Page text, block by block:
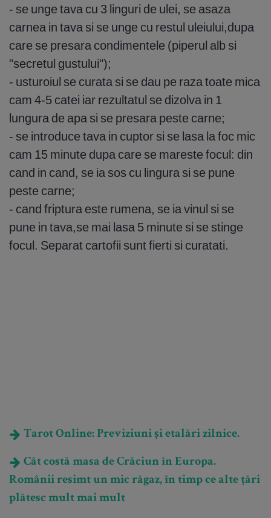
- se unge tava cu 3 linguri de ulei, se asaza
carnea in tava si se unge cu restul uleiului,dupa
care se presara condimentele (piperul alb si
"secretul gustului");
- usturoiul se curata si se dau pe raza toate mica
cam 4-5 catei iar rezultatul se dizolva in 1
lungura de apa si se presara peste carne;
- se introduce tava in cuptor si se lasa la foc mic
cam 15 minute dupa care se mareste focul: din
cand in cand, se ia sos cu lingura si se pune
peste carne;
- cand friptura este rumena, se ia vinul si se
pune in tava,se mai lasa 5 minute si se stinge
focul. Separat cartofii sunt fierti si curatati.
Tarot Online: Previziuni și etalări zilnice.
Cât costă masa de Crăciun în Europa.
Românii resimt un mic răgaz, în timp ce alte țări
plătesc mult mai mult